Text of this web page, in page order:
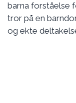
barna forståelse
tror på en
og ekte